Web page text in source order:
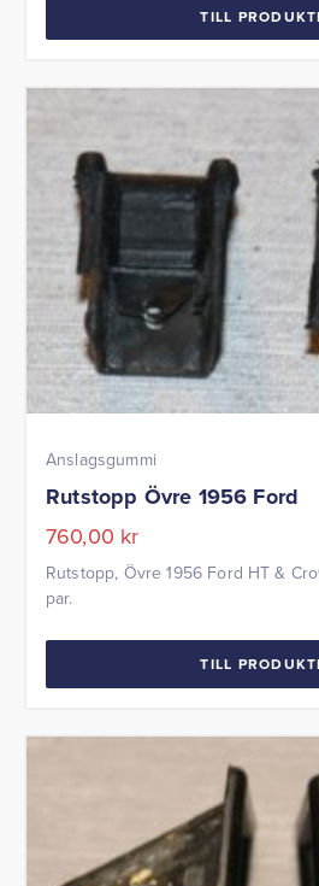
TILL
Anslagsgummi
Rutstopp Övre 1956 Ford
760,00 kr
Rutstopp, Övre 1956 Ford HT &
par.
TILL